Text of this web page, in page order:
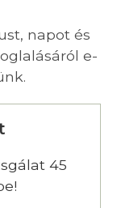
napot és
e-
45